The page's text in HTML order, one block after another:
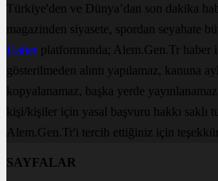
Türkiye'den ve Dünya’dan son dakika
magazinden siyasete, spordan seyahate
Haberplatformunda; Alem.Gen.Tr haber
gösterilmeden alıntı yapılamaz, kanuna
kopyalanamaz, başka yerde
kişi/kişiler için yasal başvuru hakkı saklı
Alem.Gen.Tr'i tercih ettiğiniz için
SAYFALAR